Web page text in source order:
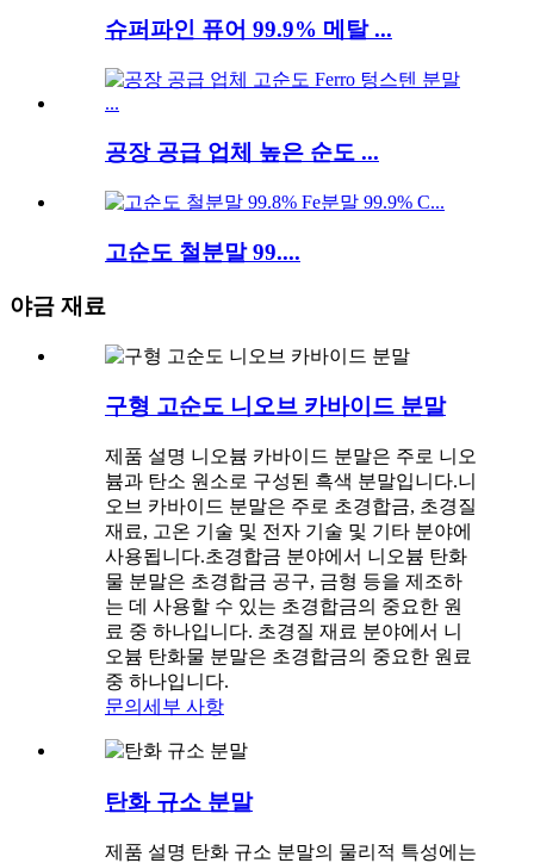
슈퍼파인 퓨어 99.9% 메탈 ...
공장 공급 업체 높은 순도 ...
고순도 철분말 99....
야금 재료
구형 고순도 니오브 카바이드 분말
제품 설명 니오븀 카바이드 분말은 주로 니오
븀과 탄소 원소로 구성된 흑색 분말입니다.니
오브 카바이드 분말은 주로 초경합금, 초경질
재료, 고온 기술 및 전자 기술 및 기타 분야에
사용됩니다.초경합금 분야에서 니오븀 탄화
물 분말은 초경합금 공구, 금형 등을 제조하
는 데 사용할 수 있는 초경합금의 중요한 원
료 중 하나입니다. 초경질 재료 분야에서 니
오븀 탄화물 분말은 초경합금의 중요한 원료
중 하나입니다.
문의 세부 사항
탄화 규소 분말
제품 설명 탄화 규소 분말의 물리적 특성에는